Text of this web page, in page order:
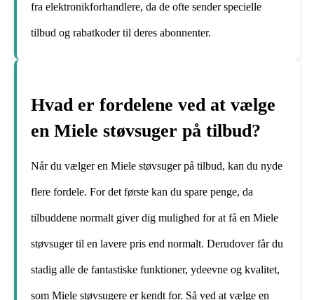
fra elektronikforhandlere, da de ofte sender specielle
tilbud og rabatkoder til deres abonnenter.
Hvad er fordelene ved at vælge
en Miele støvsuger på tilbud?
Når du vælger en Miele støvsuger på tilbud, kan du nyde
flere fordele. For det første kan du spare penge, da
tilbuddene normalt giver dig mulighed for at få en Miele
støvsuger til en lavere pris end normalt. Derudover får du
stadig alle de fantastiske funktioner, ydeevne og kvalitet,
som Miele støvsugere er kendt for. Så ved at vælge en